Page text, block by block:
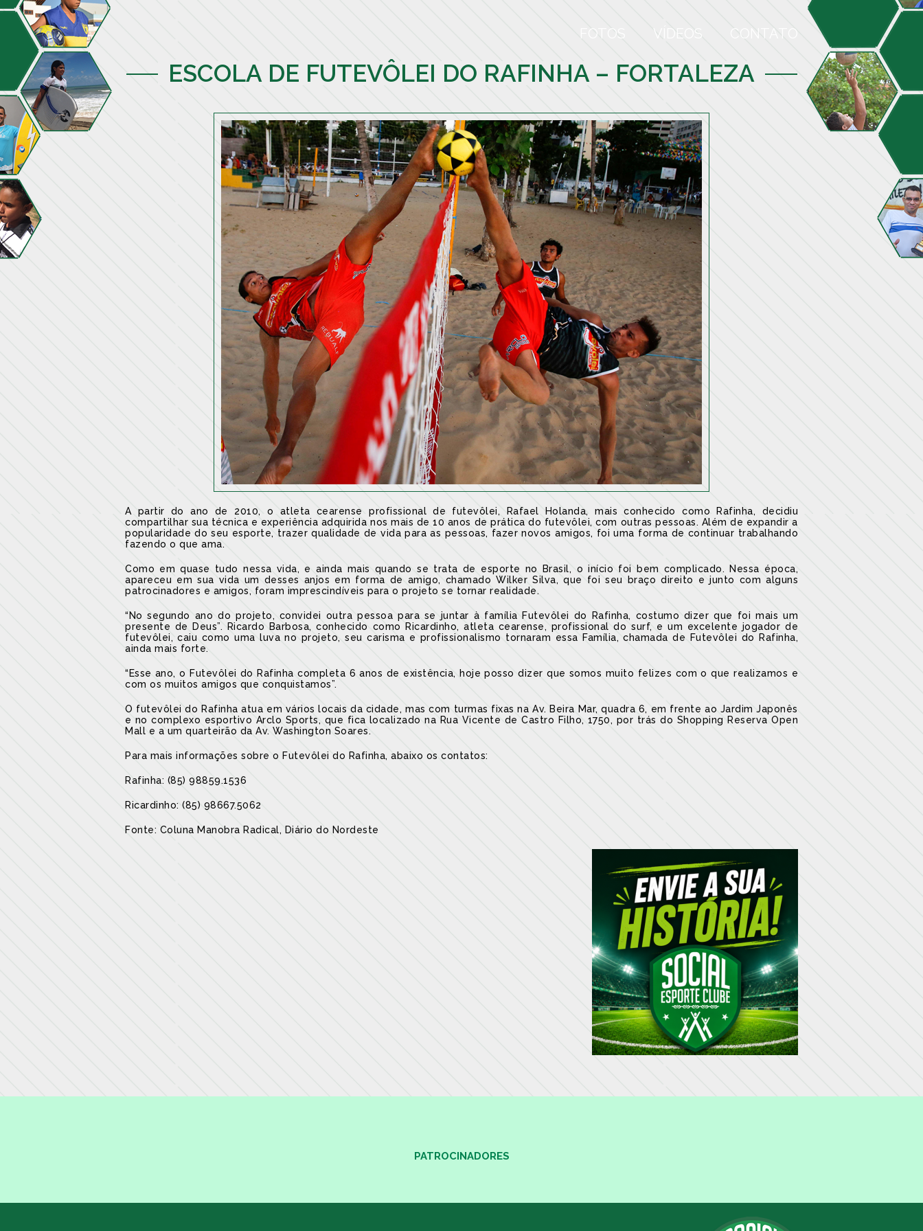
FOTOS VÍDEOS CONTATO
ESCOLA DE FUTEVÔLEI DO RAFINHA – FORTALEZA
A partir do ano de 2010, o atleta cearense profissional de futevôlei, Rafael Holanda, mais conhecido como Rafinha, decidiu
compartilhar sua técnica e experiência adquirida nos mais de 10 anos de prática do futevôlei, com outras pessoas. Além de expandir a
popularidade do seu esporte, trazer qualidade de vida para as pessoas, fazer novos amigos, foi uma forma de continuar trabalhando
fazendo o que ama.
Como em quase tudo nessa vida, e ainda mais quando se trata de esporte no Brasil, o início foi bem complicado. Nessa época,
apareceu em sua vida um desses anjos em forma de amigo, chamado Wilker Silva, que foi seu braço direito e junto com alguns
patrocinadores e amigos, foram imprescindíveis para o projeto se tornar realidade.
“No segundo ano do projeto, convidei outra pessoa para se juntar à família Futevôlei do Rafinha, costumo dizer que foi mais um
presente de Deus”. Ricardo Barbosa, conhecido como Ricardinho, atleta cearense, profissional do surf, e um excelente jogador de
futevôlei, caiu como uma luva no projeto, seu carisma e profissionalismo tornaram essa Família, chamada de Futevôlei do Rafinha,
ainda mais forte.
“Esse ano, o Futevôlei do Rafinha completa 6 anos de existência, hoje posso dizer que somos muito felizes com o que realizamos e
com os muitos amigos que conquistamos”.
O futevôlei do Rafinha atua em vários locais da cidade, mas com turmas fixas na Av. Beira Mar, quadra 6, em frente ao Jardim Japonês
e no complexo esportivo Arclo Sports, que fica localizado na Rua Vicente de Castro Filho, 1750, por trás do Shopping Reserva Open
Mall e a um quarteirão da Av. Washington Soares.
Para mais informações sobre o Futevôlei do Rafinha, abaixo os contatos:
Rafinha: (85) 98859.1536
Ricardinho: (85) 98667.5062
Fonte: Coluna Manobra Radical, Diário do Nordeste
PATROCINADORES